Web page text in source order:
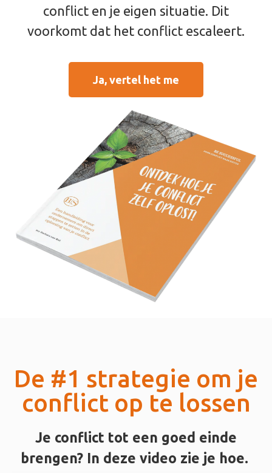
conflict en je eigen situatie. Dit
voorkomt dat het conflict escaleert.
Ja, vertel het me
De #1 strategie om je
conflict op te lossen
Je conflict tot een goed einde
brengen? In deze video zie je hoe.